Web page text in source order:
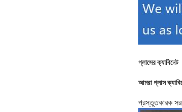
গ্লাসের ক্যাবিনেট
আমরা গ্লাস
প্রস্তুতকারক